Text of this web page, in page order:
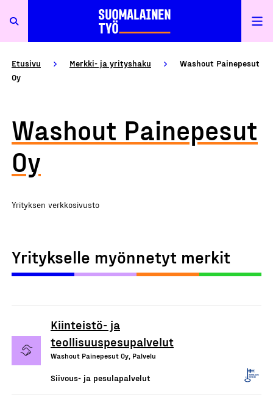
Etusivu Merkki- ja yrityshaku
Washout Painepesut
Oy
Washout Painepesut
Oy
Yrityksen verkkosivusto
Yritykselle myönnetyt merkit
Kiinteistö- ja
teollisuuspesupalvelut
Washout Painepesut Oy, Palvelu
Siivous- ja pesulapalvelut